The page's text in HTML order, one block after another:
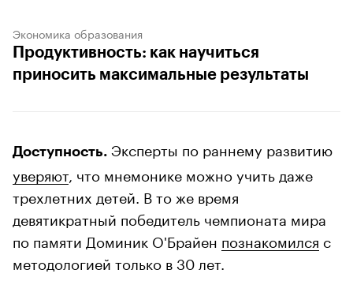
Экономика образования
Продуктивность: как научиться
приносить максимальные результаты
Доступность. Эксперты по раннему развитию
уверяют, что мнемонике можно учить даже
трехлетних детей. В то же время
девятикратный победитель чемпионата мира
по памяти Доминик О'Брайен познакомился с
методологией только в 30 лет.